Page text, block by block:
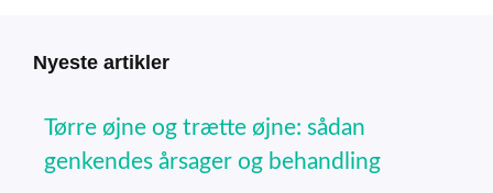
Nyeste artikler
Tørre øjne og trætte øjne: sådan
genkendes årsager og behandling